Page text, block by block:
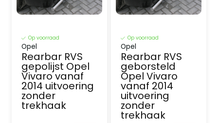
Op voorraad
Opel
Rearbar RVS
gepolijst Opel
Vivaro vanaf
2014 uitvoering
zonder
trekhaak
Op voorraad
Opel
Rearbar RVS
geborsteld
Opel Vivaro
vanaf 2014
uitvoering
zonder
trekhaak